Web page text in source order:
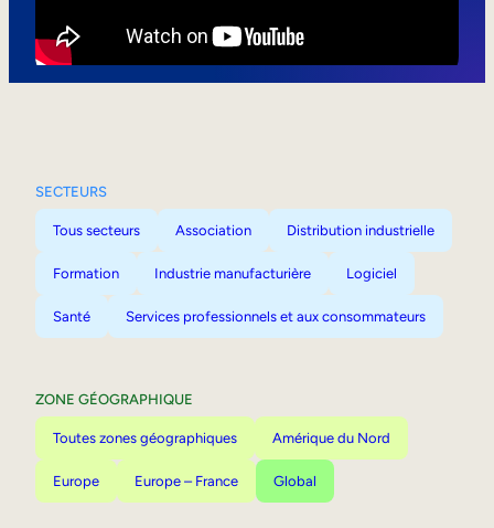
SECTEURS
Tous secteurs Association Distribution industrielle
Formation Industrie manufacturière Logiciel
Santé Services professionnels et aux consommateurs
ZONE GÉOGRAPHIQUE
Toutes zones géographiques Amérique du Nord
Europe Europe – France Global